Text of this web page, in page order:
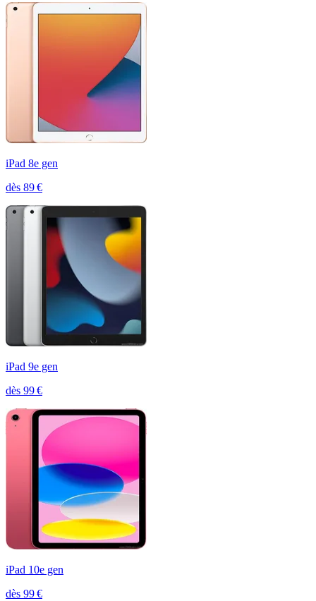
iPad 8e gen
dès 89€
iPad 9e gen
dès 99€
iPad 10e gen
dès 99€